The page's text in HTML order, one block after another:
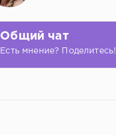
Общий чат
Есть мнение? Поделитесь!